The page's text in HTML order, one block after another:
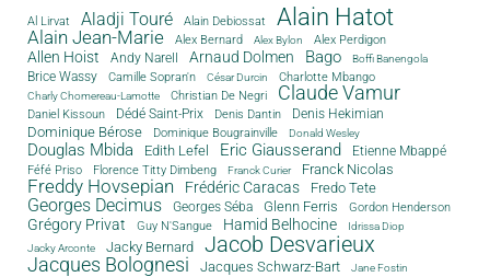
Al Lirvat Aladji Touré Alain Debiossat Alain Hatot
Alain Jean-Marie Alex Bernard Alex Bylon Alex Perdigon
Allen Hoist Andy Narell Arnaud Dolmen Bago Boffi Banengola
Brice Wassy Camille Sopran'n César Durcin Charlotte Mbango
Charly Chomereau-Lamotte Christian De Negri Claude Vamur
Daniel Kissoun Dédé Saint-Prix Denis Dantin Denis Hekimian
Dominique Bérose Dominique Bougrainville Donald Wesley
Douglas Mbida Edith Lefel Eric Giausserand Etienne Mbappé
Féfé Priso Florence Titty Dimbeng Franck Curier Franck Nicolas
Freddy Hovsepian Frédéric Caracas Fredo Tete
Georges Decimus Georges Séba Glenn Ferris Gordon Henderson
Grégory Privat Guy N'Sangue Hamid Belhocine
Idrissa Diop
Jacky Arconte
Jacky Bernard Jacob Desvarieux
Jacques Bolognesi Jacques Schwarz-Bart Jane Fostin